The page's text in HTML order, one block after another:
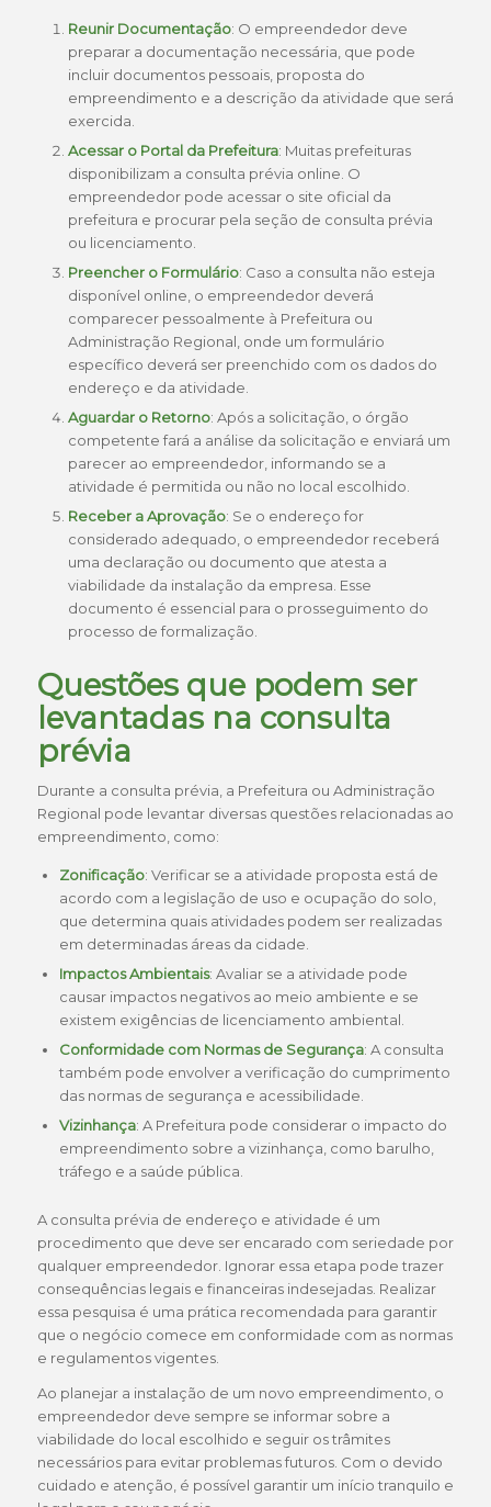
Reunir Documentação: O empreendedor deve
preparar a documentação necessária, que pode
incluir documentos pessoais, proposta do
empreendimento e a descrição da atividade que será
exercida.
Acessar o Portal da Prefeitura: Muitas prefeituras
disponibilizam a consulta prévia online. O
empreendedor pode acessar o site oficial da
prefeitura e procurar pela seção de consulta prévia
ou licenciamento.
Preencher o Formulário: Caso a consulta não esteja
disponível online, o empreendedor deverá
comparecer pessoalmente à Prefeitura ou
Administração Regional, onde um formulário
específico deverá ser preenchido com os dados do
endereço e da atividade.
Aguardar o Retorno: Após a solicitação, o órgão
competente fará a análise da solicitação e enviará um
parecer ao empreendedor, informando se a
atividade é permitida ou não no local escolhido.
Receber a Aprovação: Se o endereço for
considerado adequado, o empreendedor receberá
uma declaração ou documento que atesta a
viabilidade da instalação da empresa. Esse
documento é essencial para o prosseguimento do
processo de formalização.
Questões que podem ser
levantadas na consulta
prévia
Durante a consulta prévia, a Prefeitura ou Administração
Regional pode levantar diversas questões relacionadas ao
empreendimento, como:
Zonificação: Verificar se a atividade proposta está de
acordo com a legislação de uso e ocupação do solo,
que determina quais atividades podem ser realizadas
em determinadas áreas da cidade.
Impactos Ambientais: Avaliar se a atividade pode
causar impactos negativos ao meio ambiente e se
existem exigências de licenciamento ambiental.
Conformidade com Normas de Segurança: A consulta
também pode envolver a verificação do cumprimento
das normas de segurança e acessibilidade.
Vizinhança: A Prefeitura pode considerar o impacto do
empreendimento sobre a vizinhança, como barulho,
tráfego e a saúde pública.
A consulta prévia de endereço e atividade é um
procedimento que deve ser encarado com seriedade por
qualquer empreendedor. Ignorar essa etapa pode trazer
consequências legais e financeiras indesejadas. Realizar
essa pesquisa é uma prática recomendada para garantir
que o negócio comece em conformidade com as normas
e regulamentos vigentes.
Ao planejar a instalação de um novo empreendimento, o
empreendedor deve sempre se informar sobre a
viabilidade do local escolhido e seguir os trâmites
necessários para evitar problemas futuros. Com o devido
cuidado e atenção, é possível garantir um início tranquilo e